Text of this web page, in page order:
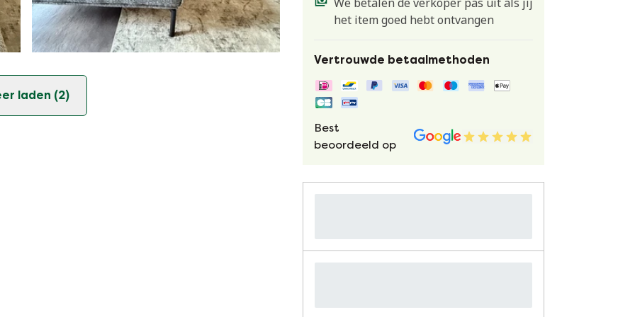
laden (2)
het item goed hebt ontvangen
Vertrouwde betaalmethoden
Best
beoordeeld op